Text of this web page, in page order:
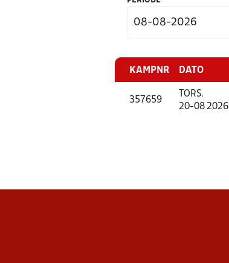
KAMPNR DATO
357659
TORS.
20-08 2026